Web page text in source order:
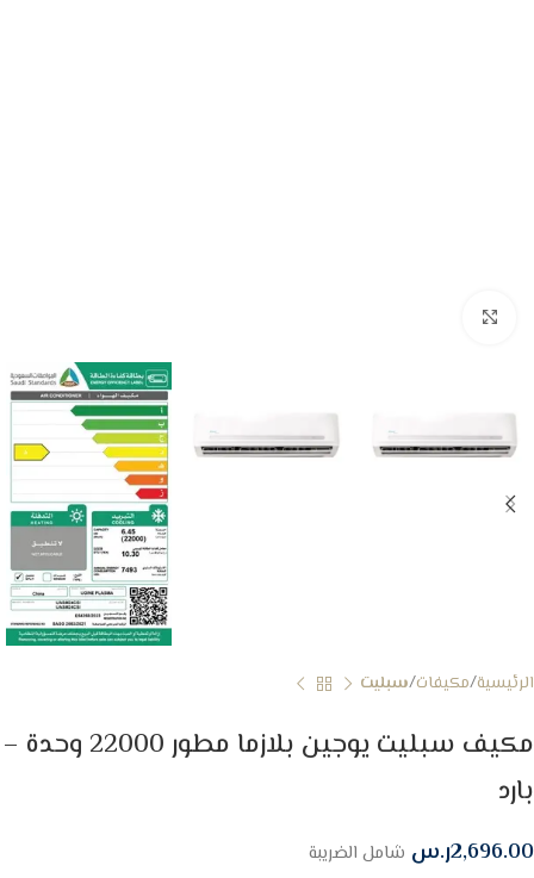
الرئيسية مكيفات سبليت
مكيف سبليت يوجين بلازما مطور 22000 وحدة –
بارد
2,696.00ر.س شامل الضريبة